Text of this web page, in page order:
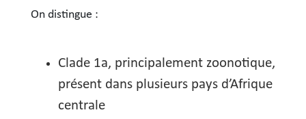
On distingue :
Clade 1a, principalement zoonotique,
présent dans plusieurs pays d’Afrique
centrale